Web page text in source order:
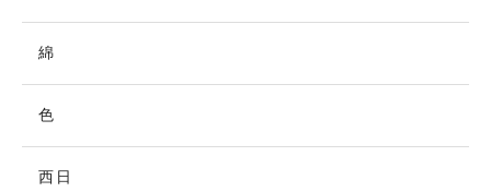
綿
色
西日